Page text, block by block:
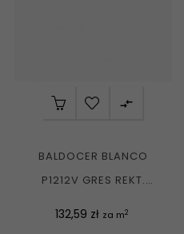

BALDOCER BLANCO
P1212V GRES REKT.
Cena
132,59 zł za m2